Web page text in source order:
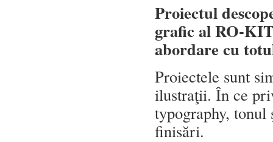
Proiectul
grafic al RO-
abordare cu
Proiectele sunt
ilustraţii. În ce
typography,
finisări.